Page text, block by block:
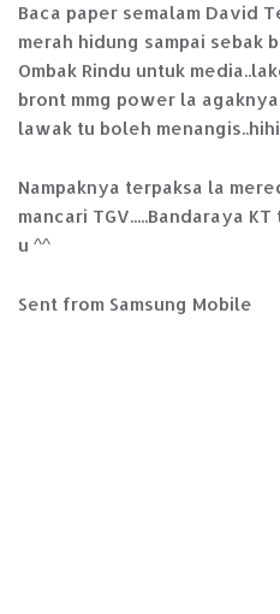
Baca paper semalam David
merah hidung sampai sebak
Ombak Rindu untuk
bront mmg power la
lawak tu boleh
Nampaknya terpaksa la
mancari TGV.....Bandaraya
u ^^
Sent from Samsung Mobile